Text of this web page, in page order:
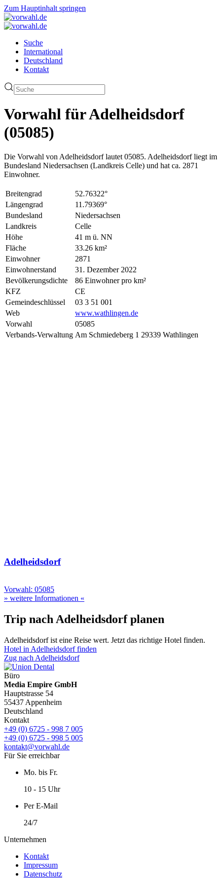
Zum Hauptinhalt springen
Suche
International
Deutschland
Kontakt
Vorwahl für Adelheidsdorf
(05085)
Die Vorwahl von Adelheidsdorf lautet 05085. Adelheidsdorf liegt im
Bundesland Niedersachsen (Landkreis Celle) und hat ca. 2871
Einwohner.
Breitengrad
52.76322°
Längengrad
11.79369°
Bundesland
Niedersachsen
Landkreis
Celle
Höhe
41 m ü. NN
Fläche
33.26 km²
Einwohner
2871
Einwohnerstand
31. Dezember 2022
Bevölkerungsdichte
86 Einwohner pro km²
KFZ
CE
Gemeindeschlüssel
03 3 51 001
Web
www.wathlingen.de
Vorwahl
05085
Verbands-Verwaltung Am Schmiedeberg 1 29339 Wathlingen
Adelheidsdorf
Vorwahl: 05085
» weitere Informationen «
Trip nach Adelheidsdorf planen
Adelheidsdorf ist eine Reise wert. Jetzt das richtige Hotel finden.
Hotel in Adelheidsdorf finden
Zug nach Adelheidsdorf
Büro
Media Empire GmbH
Hauptstrasse 54
55437 Appenheim
Deutschland
Kontakt
+49 (0) 6725 - 998 7 005
+49 (0) 6725 - 998 5 005
kontakt@vorwahl.de
Für Sie erreichbar
Mo. bis Fr.
10 - 15 Uhr
Per E-Mail
24/7
Unternehmen
Kontakt
Impressum
Datenschutz